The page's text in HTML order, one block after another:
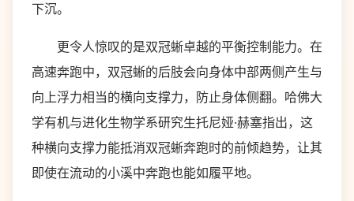
下沉。
更令人惊叹的是双冠蜥卓越的平衡控制能力。在
高速奔跑中，双冠蜥的后肢会向身体中部两侧产生与
向上浮力相当的横向支撑力，防止身体侧翻。哈佛大
学有机与进化生物学系研究生托尼娅·赫塞指出，这
种横向支撑力能抵消双冠蜥奔跑时的前倾趋势，让其
即使在流动的小溪中奔跑也能如履平地。